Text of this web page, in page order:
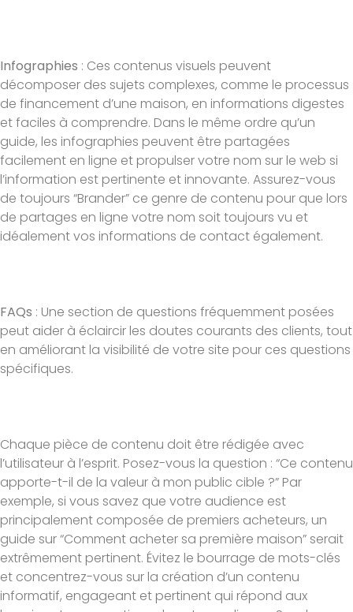
Infographies : Ces contenus visuels peuvent
décomposer des sujets complexes, comme le processus
de financement d’une maison, en informations digestes
et faciles à comprendre. Dans le même ordre qu’un
guide, les infographies peuvent être partagées
facilement en ligne et propulser votre nom sur le web si
l’information est pertinente et innovante. Assurez-vous
de toujours “Brander” ce genre de contenu pour que lors
de partages en ligne votre nom soit toujours vu et
idéalement vos informations de contact également.
FAQs : Une section de questions fréquemment posées
peut aider à éclaircir les doutes courants des clients, tout
en améliorant la visibilité de votre site pour ces questions
spécifiques.
Chaque pièce de contenu doit être rédigée avec
l’utilisateur à l’esprit. Posez-vous la question : “Ce contenu
apporte-t-il de la valeur à mon public cible ?” Par
exemple, si vous savez que votre audience est
principalement composée de premiers acheteurs, un
guide sur “Comment acheter sa première maison” serait
extrêmement pertinent. Évitez le bourrage de mots-clés
et concentrez-vous sur la création d’un contenu
informatif, engageant et pertinent qui répond aux